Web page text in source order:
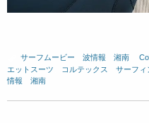
サーフムービー 波情報 湘南
エットスーツ
コルテックス サーフィ
情報 湘南